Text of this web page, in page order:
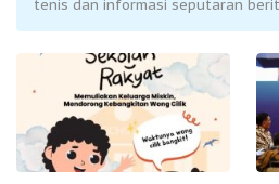
tenis dan informasi seputaran